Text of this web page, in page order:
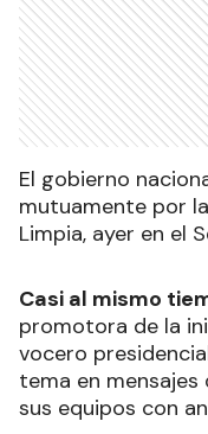
El gobierno
mutuamente por
Limpia, ayer en el
Casi al mismo
promotora de la
vocero
tema en mensajes
sus equipos con